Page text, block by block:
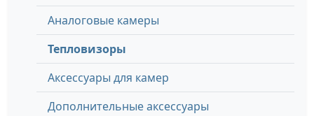
Аналоговые камеры
Тепловизоры
Аксессуары для камер
Дополнительные аксессуары